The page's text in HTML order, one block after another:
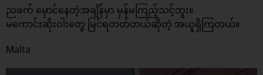
ညဖက် မှောင်နေတဲ့အချိန်မှာ မှန်မကြည့်သင့်ဘူး။
မကောင်းဆိုးဝါးတွေ မြင်ရတတ်တယ်ဆိုတဲ့ အယူရှိကြတယ်။
Malta